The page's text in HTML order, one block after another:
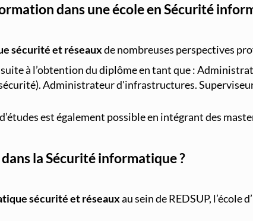
dans une école en Sécurité
sécurité et réseauxde nombreuses perspectives
suite à l’obtention du diplôme en tant que :
Administrateur d'infrastructures.
est également possible en intégrant des
la Sécurité informatique ?
sécurité et réseauxau sein de REDSUP, l’école
REDSUP © 2026
98 Bd Victor Hugo, 92110 Clichy